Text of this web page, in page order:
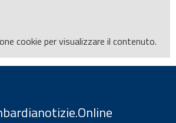
cookie per visualizzare il contenuto.